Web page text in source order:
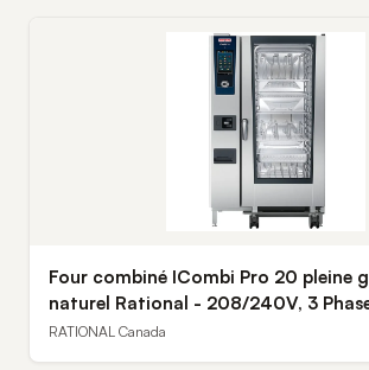
Four combiné ICombi Pro 20 pleine
naturel Rational - 208/240V, 3
RATIONAL Canada